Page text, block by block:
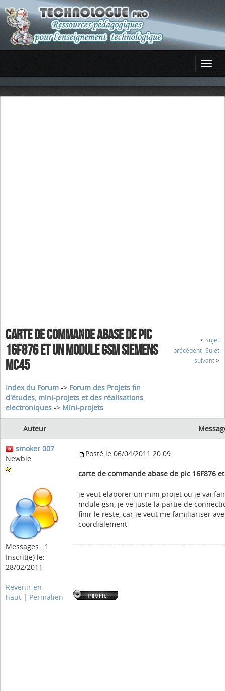
CARTE DE COMMANDE ABASE DE PIC
16F876 ET UN MODULE GSM SIEMENS
MC45
< Sujet
précédent Sujet
suivant >
Index du Forum -> Forum des Projets fin
d'études, mini-projets et des réalisations
electroniques -> Mini-projets
Auteur
smoker 007
Newbie
Messages : 1
Inscrit(e) le:
28/02/2011
Posté le 06/04/2011 20:09
carte de commande abase de pic 16F876
je veut elaborer un mini projet ou je vai
mdule gsn, je ve juste la partie de
finir le reste, car je veut me familiariser
coordialement
Revenir en
haut | Permalien